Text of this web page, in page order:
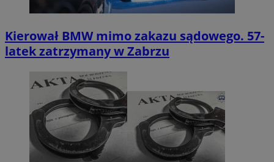
Kierował BMW mimo zakazu sądowego. 57-
latek zatrzymany w Zabrzu